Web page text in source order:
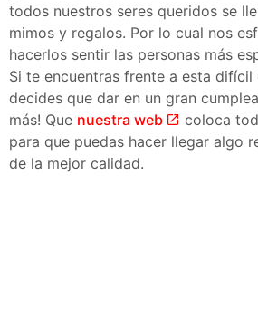
todos nuestros seres queridos se
mimos y regalos. Por lo cual nos
hacerlos sentir las personas más
Si te encuentras frente a esta difícil
decides que dar en un gran
más! Que nuestra web
coloca
para que puedas hacer llegar algo
de la mejor calidad.